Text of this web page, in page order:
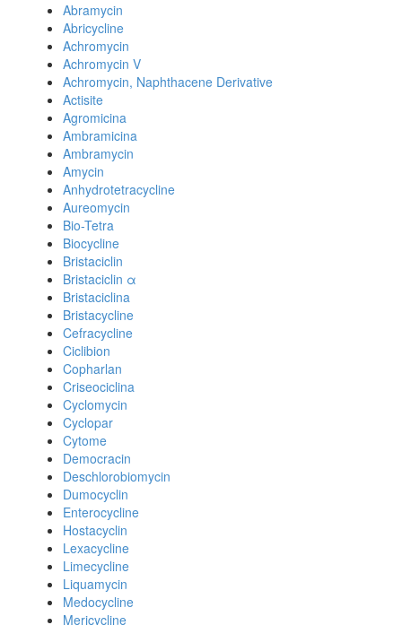
Abramycin
Abricycline
Achromycin
Achromycin V
Achromycin, Naphthacene Derivative
Actisite
Agromicina
Ambramicina
Ambramycin
Amycin
Anhydrotetracycline
Aureomycin
Bio-Tetra
Biocycline
Bristaciclin
Bristaciclin α
Bristaciclina
Bristacycline
Cefracycline
Ciclibion
Copharlan
Criseociclina
Cyclomycin
Cyclopar
Cytome
Democracin
Deschlorobiomycin
Dumocyclin
Enterocycline
Hostacyclin
Lexacycline
Limecycline
Liquamycin
Medocycline
Mericycline